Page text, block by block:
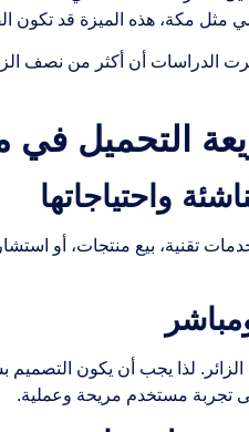
مكة، هذه الميزة قد تكون
التحميل في
تقنية، بيع منتجات، أو
الزائر. لذا يجب أن يكون
تجربة مستخدم مريحة وعملية.